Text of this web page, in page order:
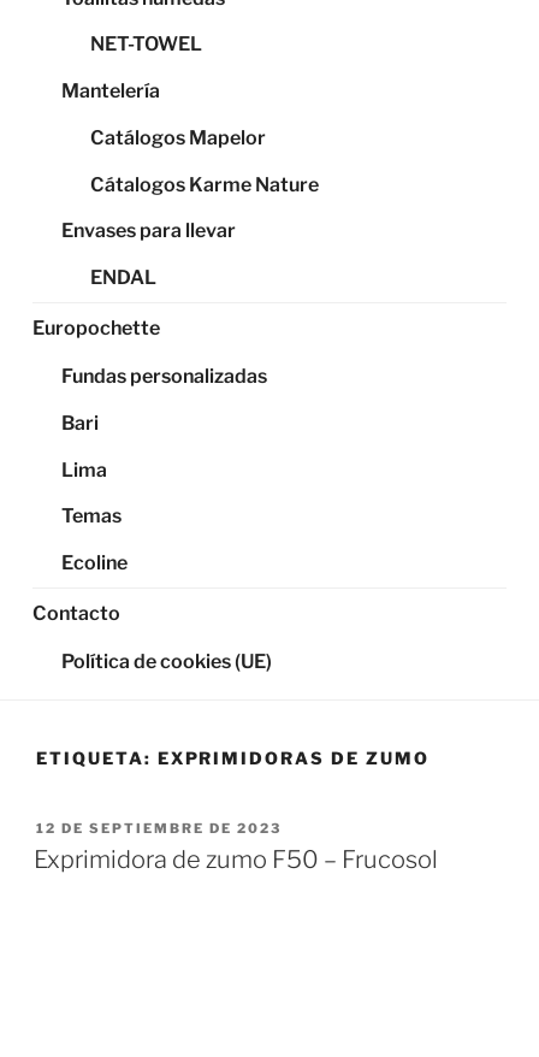
NET-TOWEL
Mantelería
Catálogos Mapelor
Cátalogos Karme Nature
Envases para llevar
ENDAL
Europochette
Fundas personalizadas
Bari
Lima
Temas
Ecoline
Contacto
Política de cookies (UE)
ETIQUETA: EXPRIMIDORAS DE ZUMO
PUBLICADO
EL
12 DE SEPTIEMBRE DE 2023
Exprimidora de zumo F50 – Frucosol